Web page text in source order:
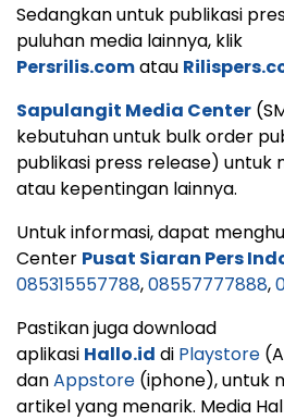
Sedangkan untuk publikasi
puluhan media lainnya, klik
Persrilis.comatau
Sapulangit Media Center
kebutuhan untuk bulk order
publikasi press release) untuk
atau kepentingan lainnya.
Untuk informasi, dapat
Center Pusat Siaran Pers
085315557788,08557777888,
Pastikan juga download
aplikasi Hallo.id di Playstore
danAppstore (iphone), untuk
artikel yang menarik. Media